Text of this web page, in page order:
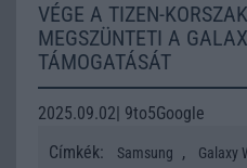
VÉGE A TIZEN-
MEGSZÜNTETI A
TÁMOGATÁSÁT
2025.09.02| 9to5Google
Címkék:
Samsung , Galaxy